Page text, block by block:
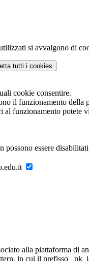
si avvalgono di
tutti i cookies
cookie consentire.
il funzionamento della
al funzionamento potete
possono essere
alla piattaforma di
in cui il prefisso